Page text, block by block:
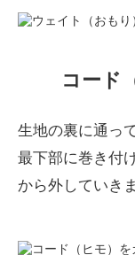
コード
生地の裏に通っ
最下部に巻き付
から外していき